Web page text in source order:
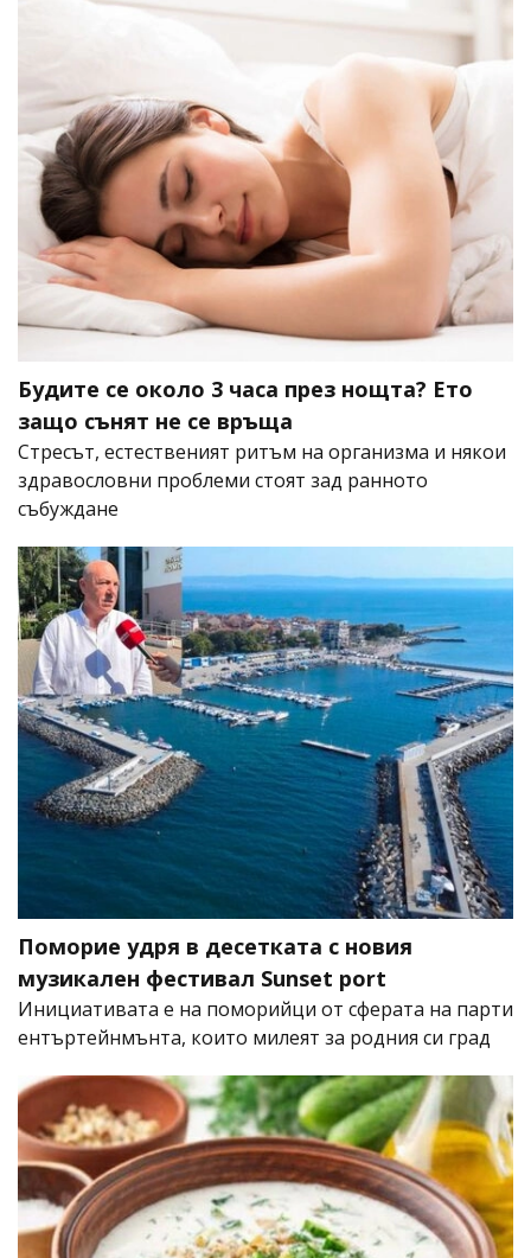
Будите се около 3 часа през нощта? Ето
защо сънят не се връща
Стресът, естественият ритъм на организма и някои
здравословни проблеми стоят зад ранното
събуждане
Поморие удря в десетката с новия
музикален фестивал Sunset port
Инициативата е на поморийци от сферата на парти
ентъртейнмънта, които милеят за родния си град